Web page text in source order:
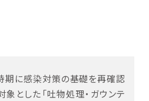
期に感染対策の基礎を再確認
とした「吐物処理・ガウンテ